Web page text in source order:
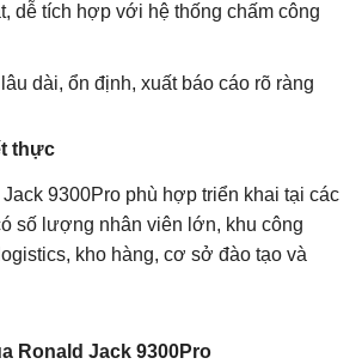
dễ tích hợp với hệ thống chấm công
dài, ổn định, xuất báo cáo rõ ràng
thực
9300Pro phù hợp triển khai tại các
số lượng nhân viên lớn, khu công
kho hàng, cơ sở đào tạo và
Ronald Jack 9300Pro